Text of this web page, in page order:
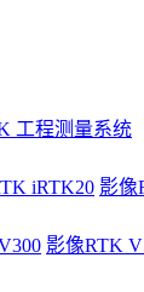
工程测量系统
iRTK20 影像
影像RTK